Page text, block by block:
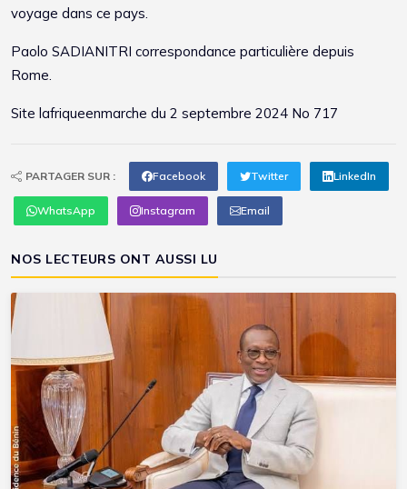
voyage dans ce pays.
Paolo SADIANITRI correspondance particulière depuis
Rome.
Site lafriqueenmarche du 2 septembre 2024 No 717
PARTAGER SUR : Facebook Twitter LinkedIn
WhatsApp Instagram Email
NOS LECTEURS ONT AUSSI LU